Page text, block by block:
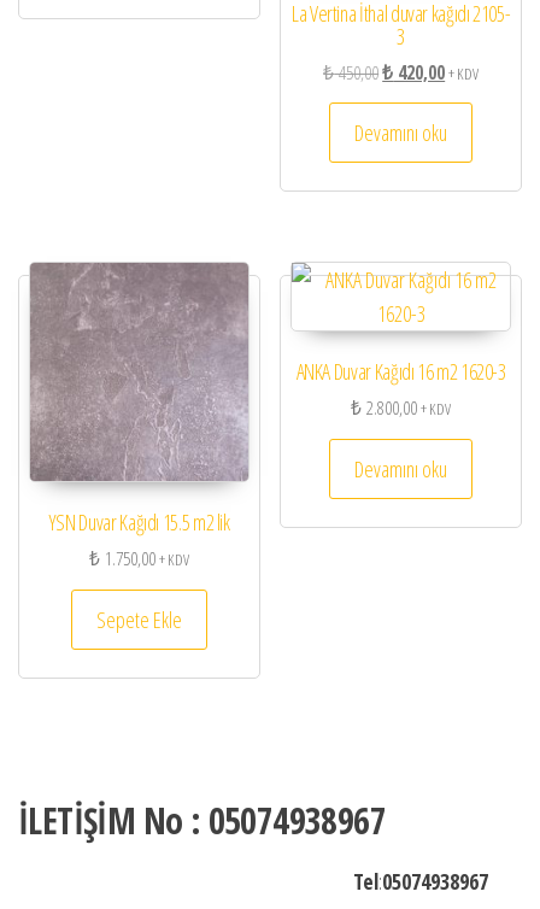
La Vertina İthal duvar kağıdı 2105-
3
₺450,00Orijinal fiyat: ₺ 450,00.
₺ 420,00Şu andaki
+ KDV
Devamını oku
YSN Duvar Kağıdı 15.5 m2 lik
₺1.750,00+ KDV
Sepete Ekle
ANKA Duvar Kağıdı 16 m2 1620-3
₺2.800,00+ KDV
Devamını oku
İLETİŞİM No : 05074938967
Tel:05074938967